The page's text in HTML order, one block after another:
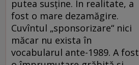
putea susţine. În realitate, a
fost o mare dezamăgire.
Cuvîntul „sponsorizare“ nici
măcar nu exista în
vocabularul ante-1989. A fost